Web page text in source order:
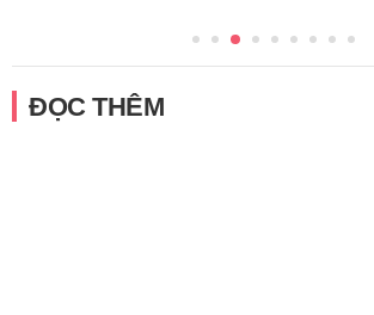
ĐỌC THÊM